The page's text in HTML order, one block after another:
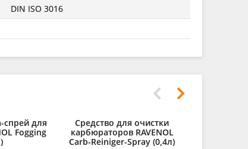
DIN ISO 3016
спрей для
Fogging
Средство для очистки
карбюраторов RAVENOL
Carb-Reiniger-Spray (0,4л)